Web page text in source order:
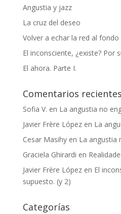
Angustia y jazz
La cruz del deseo
Volver a echar la red al fondo
El inconsciente, ¿existe? Por
El ahora. Parte I.
Comentarios recientes
Sofia V. en La angustia no
Javier Frère Lópezen La
Cesar Masihyen La angustia
Graciela Ghirardi en
Javier Frère Lópezen El
supuesto. (y 2)
Categorías